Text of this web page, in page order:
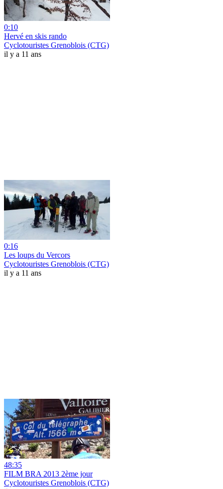
0:10
Hervé en skis rando
Cyclotouristes Grenoblois (CTG)
il y a 11 ans
0:16
Les loups du Vercors
Cyclotouristes Grenoblois (CTG)
il y a 11 ans
48:35
FILM BRA 2013 2ème jour
Cyclotouristes Grenoblois (CTG)